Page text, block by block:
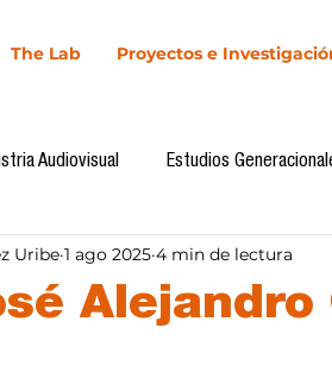
The Lab Proyectos e
Audiovisual Estudios
Cultura Digital Comunicación y
Alejandro
Uribe 1 ago 2025 4 min de lectura